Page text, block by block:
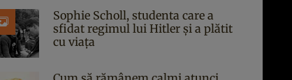
Sophie Scholl, studenta care a
sfidat regimul lui Hitler și a plătit
cu viața